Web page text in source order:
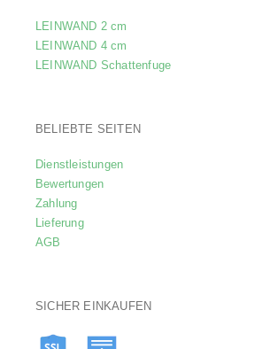
LEINWAND 2 cm
LEINWAND 4 cm
LEINWAND Schattenfuge
BELIEBTE SEITEN
Dienstleistungen
Bewertungen
Zahlung
Lieferung
AGB
SICHER EINKAUFEN